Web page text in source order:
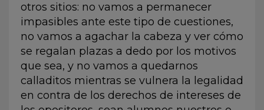
otros sitios: no vamos a permanecer
impasibles ante este tipo de cuestiones,
no vamos a agachar la cabeza y ver cómo
se regalan plazas a dedo por los motivos
que sea, y no vamos a quedarnos
calladitos mientras se vulnera la legalidad
en contra de los derechos de intereses de